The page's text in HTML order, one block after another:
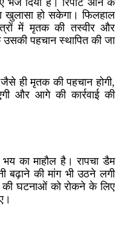
खुलासा हो सकेगा। फिलहाल
में मृतक की तस्वीर और
उसकी पहचान स्थापित की जा
जैसे ही मृतक की पहचान होगी,
और आगे की कार्रवाई की
का माहौल है। रापचा डैम
बढ़ाने की मांग भी उठने लगी
घटनाओं को रोकने के लिए